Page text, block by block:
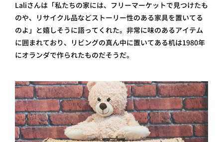
Laliさんは「私たちの家には、フリーマーケットで見つけたも
のや、リサイクル品などストーリー性のある家具を置いてる
のよ」と嬉しそうに語ってくれた。非常に味のあるアイテム
に囲まれており、リビングの真ん中に置いてある机は1980年
にオランダで作られたものだそうだ。